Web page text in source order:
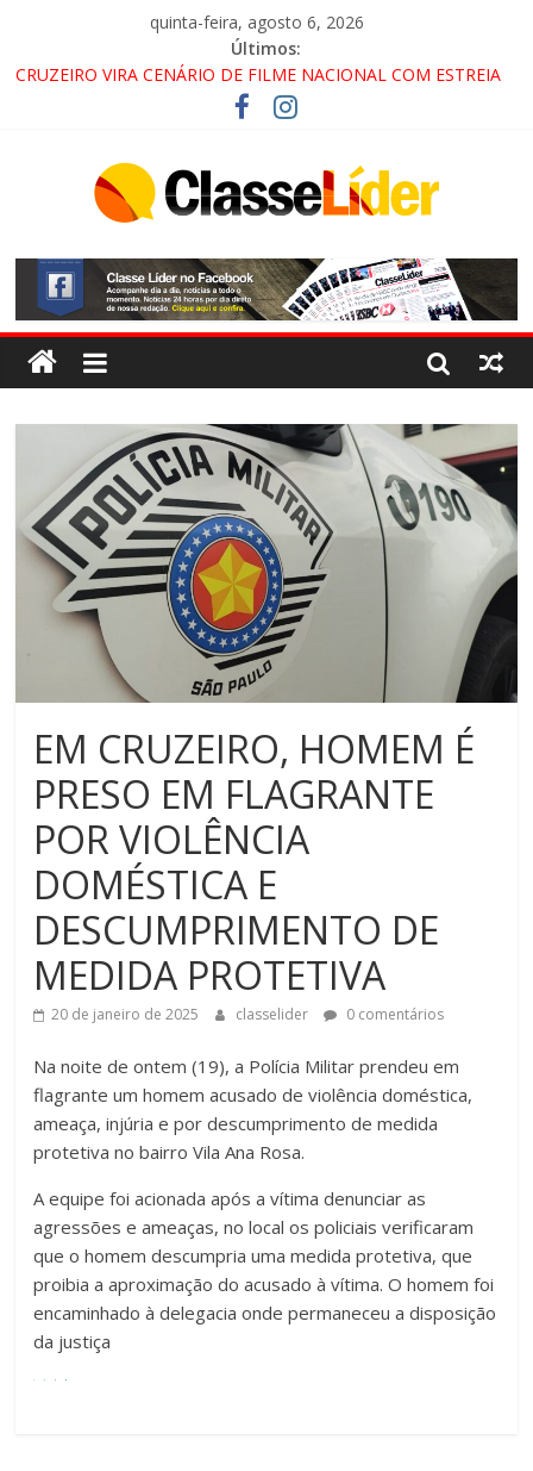
quinta-feira, agosto 6, 2026
Últimos:
CRUZEIRO VIRA CENÁRIO DE FILME NACIONAL COM ESTREIA
PROMOTOR DO GAECO
ACESSO À APARECIDA NA DUTRA SERÁ BLOQUEADO NO FIM
ALTERNATIVAS
LORENA, PINDAMONHANGABA E QUELUZ NA RETA FINAL
PELA FÁBRICA DA COCA-COLA!
EM CRUZEIRO, HOMEM É
PRESO EM FLAGRANTE
POR VIOLÊNCIA
DOMÉSTICA E
DESCUMPRIMENTO DE
MEDIDA PROTETIVA
20 de janeiro de 2025 classelider 0 comentários
Na noite de ontem (19), a Polícia Militar prendeu em
flagrante um homem acusado de violência doméstica,
ameaça, injúria e por descumprimento de medida
protetiva no bairro Vila Ana Rosa.
A equipe foi acionada após a vítima denunciar as
agressões e ameaças, no local os policiais verificaram
que o homem descumpria uma medida protetiva, que
proibia a aproximação do acusado à vítima. O homem foi
encaminhado à delegacia onde permaneceu a disposição
da justiça